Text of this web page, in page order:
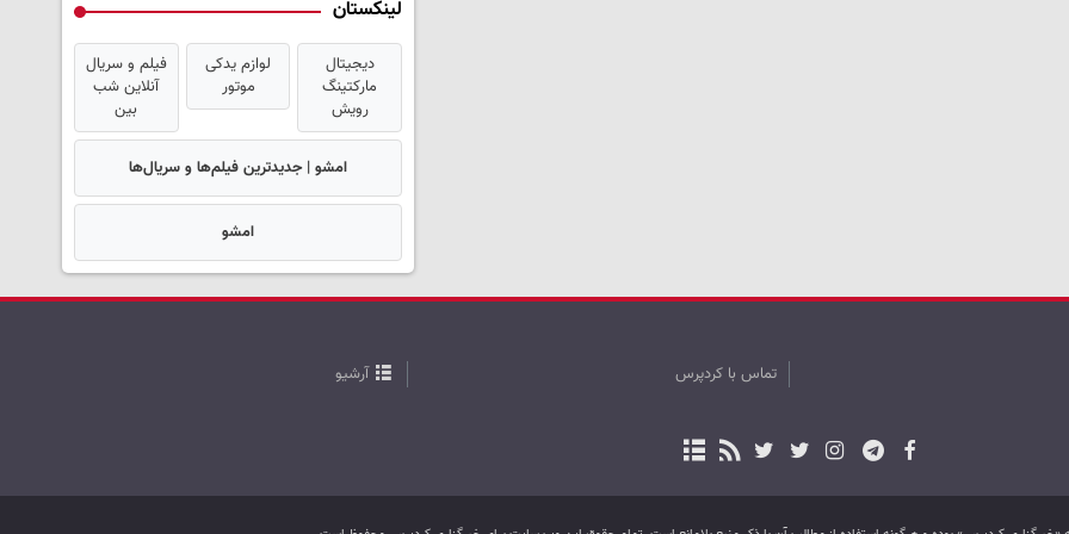
لینکستان
دیجیتال
مارکتینگ
رویش
لوازم یدکی
موتور
فیلم و سریال
آنلاین شب
بین
امشو | جدیدترین فیلم‌ها و سریال‌ها
امشو
تماس با کردپرس آرشیو